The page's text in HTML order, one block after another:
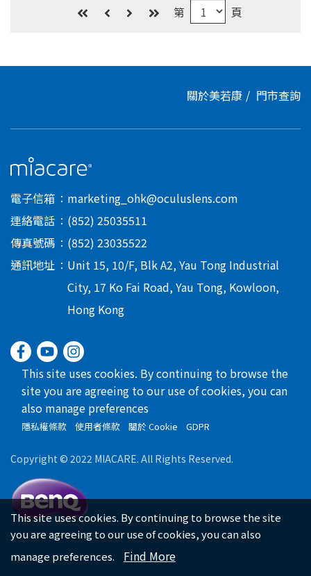
第 頁
關於美若康 門市查詢
電子信箱
marketing_ohk@oculuslens.com
連絡電話
(852) 25035511
傳真號碼
(852) 23035522
通訊地址
Unit 15, 10/F, Blk A2, Yau Tong Industrial
City, 17 Ko Fai Road, Yau Tong, Kowloon,
Hong Kong
This site uses cookies. By continuing to browse the
site you are agreeing to our use of cookies, you can
also manage preferences
隱私權條款 使用者條款 關於 Cookie GDPR
Copyright © 2022 MIACARE. All Rights Reserved.
This site uses cookies. By continuing to browse the site
you are agreeing to our use of cookies, you can also
manage preferences.
Find More